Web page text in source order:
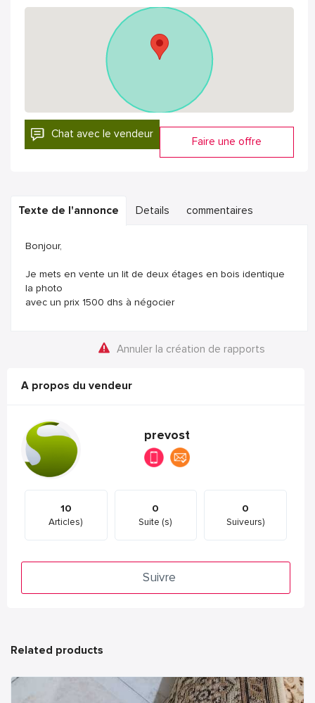
Chat avec le vendeur
Faire une offre
Texte de l'annonce Details commentaires
Bonjour,
Je mets en vente un lit de deux étages en bois identique
la photo
avec un prix 1500 dhs à négocier
Annuler la création de rapports
A propos du vendeur
prevost
10
Articles)
0
Suite (s)
0
Suiveurs)
Suivre
Related products